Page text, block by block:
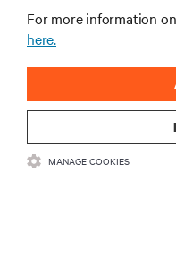
企業
つながる
For more information
here.
MANAGE COOKIES